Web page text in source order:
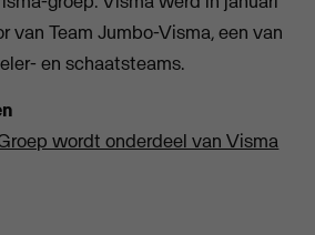
van Team Jumbo-Visma, een van
en schaatsteams.
wordt onderdeel van Visma